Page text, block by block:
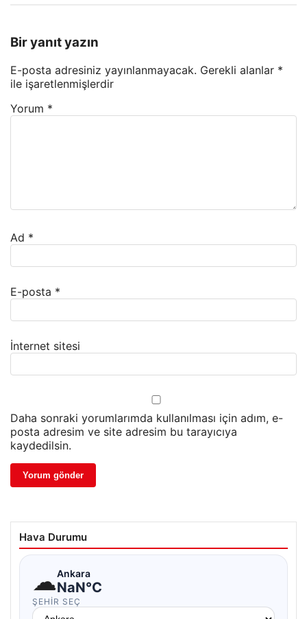
Bir yanıt yazın
E-posta adresiniz yayınlanmayacak. Gerekli alanlar *
ile işaretlenmişlerdir
Yorum *
Ad *
E-posta *
İnternet sitesi
Daha sonraki yorumlarımda kullanılması için adım, e-
posta adresim ve site adresim bu tarayıcıya
kaydedilsin.
Hava Durumu
☁Ankara
NaN°C
ŞEHIR SEÇ